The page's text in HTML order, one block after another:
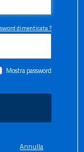
dimenticata ?
Mostra password
Annulla